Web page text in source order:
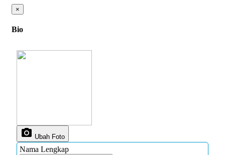
×
Bio
photo_camera Ubah Foto
Nama Lengkap